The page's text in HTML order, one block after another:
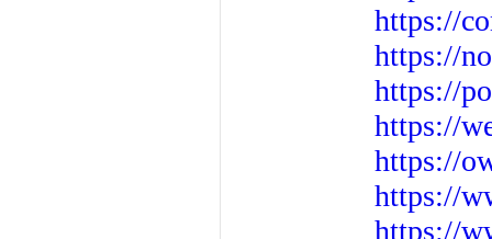
https://
https://
https://
https://
https://
https://
https://